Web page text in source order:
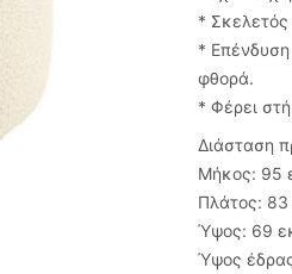
*
*
φθορά.
* Φέρει
Διάσταση
Μήκος: 95
Πλάτος: 83
Ύψος: 69
Ύψος